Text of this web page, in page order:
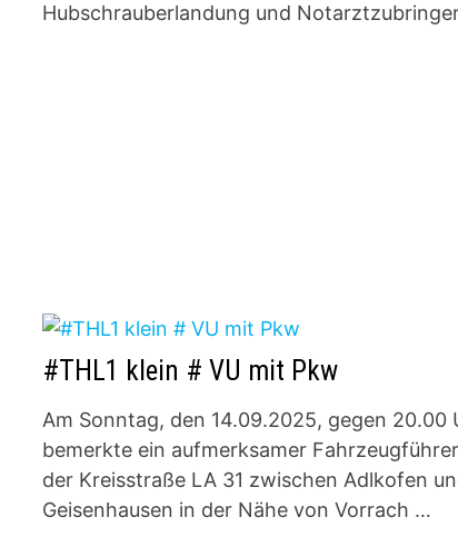
Hubschrauberlandung und
#THL1 klein # VU mit Pkw
Am Sonntag, den 14.09.2025, gegen 20.00
bemerkte ein aufmerksamer
der Kreisstraße LA 31 zwischen Adlkofen
Geisenhausen in der Nähe von Vorrach …